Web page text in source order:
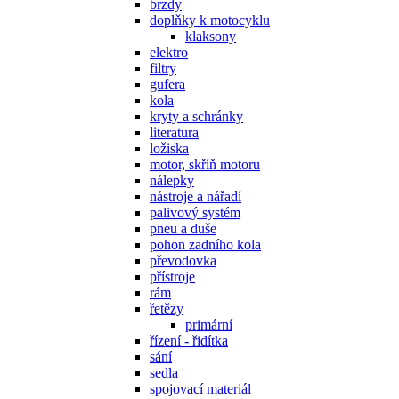
brzdy
doplňky k motocyklu
klaksony
elektro
filtry
gufera
kola
kryty a schránky
literatura
ložiska
motor, skříň motoru
nálepky
nástroje a nářadí
palivový systém
pneu a duše
pohon zadního kola
převodovka
přístroje
rám
řetězy
primární
řízení - řidítka
sání
sedla
spojovací materiál